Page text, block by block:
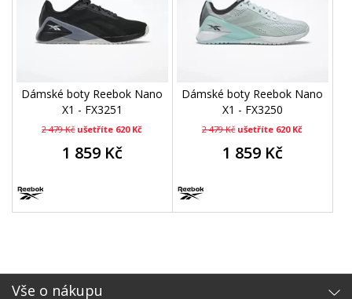
Dámské boty Reebok Nano
X1 - FX3251
2 479 Kč ušetříte 620 Kč
1 859 Kč
Dámské boty Reebok Nano
X1 - FX3250
2 479 Kč ušetříte 620 Kč
1 859 Kč
Vše o nákupu